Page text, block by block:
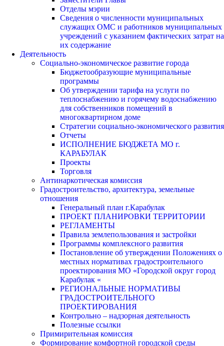
Отделы мэрии
Сведения о численности муниципальных
служащих ОМС и работников муниципальных
учреждений с указанием фактических затрат на
их содержание
Деятельность
Социально-экономическое развитие города
Бюджетообразующие муниципальные
программы
Об утверждении тарифа на услуги по
теплоснабжению и горячему водоснабжению
для собственников помещений в
многоквартирном доме
Стратегии социально-экономического развития
Отчеты
ИСПОЛНЕНИЕ БЮДЖЕТА МО г.
КАРАБУЛАК
Проекты
Торговля
Антинаркотическая комиссия
Градостроительство, архитектура, земельные
отношения
Генеральный план г.Карабулак
ПРОЕКТ ПЛАНИРОВКИ ТЕРРИТОРИИ
РЕГЛАМЕНТЫ
Правила землепользования и застройки
Программы комплексного развития
Постановление об утверждении Положениях о
местных нормативах градостроительного
проектирования МО «Городской округ город
Карабулак «
РЕГИОНАЛЬНЫЕ НОРМАТИВЫ
ГРАДОСТРОИТЕЛЬНОГО
ПРОЕКТИРОВАНИЯ
Контрольно – надзорная деятельность
Полезные ссылки
Примирительная комиссия
Формирование комфортной городской среды